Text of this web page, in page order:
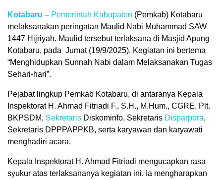
Kotabaru – Pemerintah Kabupaten (Pemkab) Kotabaru
melaksanakan peringatan Maulid Nabi Muhammad SAW
1447 Hijriyah. Maulid tersebut terlaksana di Masjid Apung
Kotabaru, pada Jumat (19/9/2025). Kegiatan ini bertema
“Menghidupkan Sunnah Nabi dalam Melaksanakan Tugas
Sehari-hari”.
Pejabat lingkup Pemkab Kotabaru, di antaranya Kepala
Inspektorat H. Ahmad Fitriadi F., S.H., M.Hum., CGRE, Plt.
BKPSDM, Sekretaris Diskominfo, Sekretaris Disparpora,
Sekretaris DPPPAPPKB, serta karyawan dan karyawati
menghadiri acara.
Kepala Inspektorat H. Ahmad Fitriadi mengucapkan rasa
syukur atas terlaksananya kegiatan ini. Ia mengharapkan